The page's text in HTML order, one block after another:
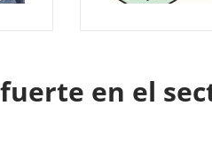
en el